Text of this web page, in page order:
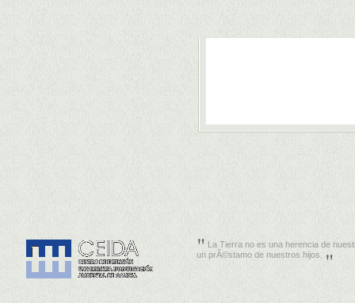
La Tierra no es una herencia de
un prÃ©stamo de nuestros hijos.